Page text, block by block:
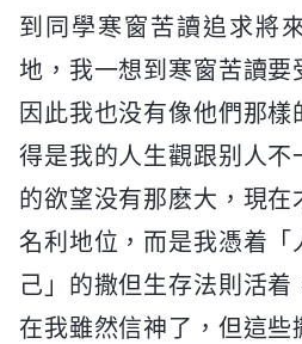
到同學寒窗苦讀追求將
地，我一想到寒窗苦讀要
因此我也没有像他們那
得是我的人生觀跟别人不
的欲望没有那麽大，現
名利地位，而是我憑着「
己」的撒但生存法則活
在我雖然信神了，但這